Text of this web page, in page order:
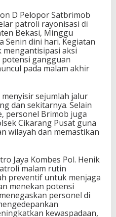
D Pelopor Satbrimob
patroli rayonisasi di
Bekasi, Minggu
Senin dini hari. Kegiatan
aksi
gangguan
pada malam akhir
sejumlah jalur
dan sekitarnya. Selain
personel Brimob juga
Cikarang Pusat guna
wilayah dan memastikan
Jaya Kombes Pol. Henik
malam rutin
preventif untuk menjaga
menekan potensi
personel di
kewaspadaan,